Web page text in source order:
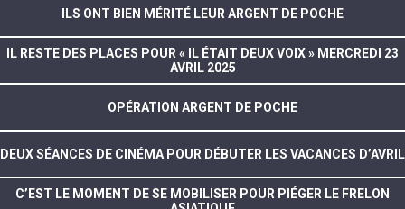
ILS ONT BIEN MÉRITÉ LEUR ARGENT DE POCHE
IL RESTE DES PLACES POUR « IL ÉTAIT DEUX VOIX » MERCREDI 23
AVRIL 2025
OPÉRATION ARGENT DE POCHE
DEUX SÉANCES DE CINÉMA POUR DÉBUTER LES VACANCES D’AVRIL
C’EST LE MOMENT DE SE MOBILISER POUR PIÉGER LE FRELON